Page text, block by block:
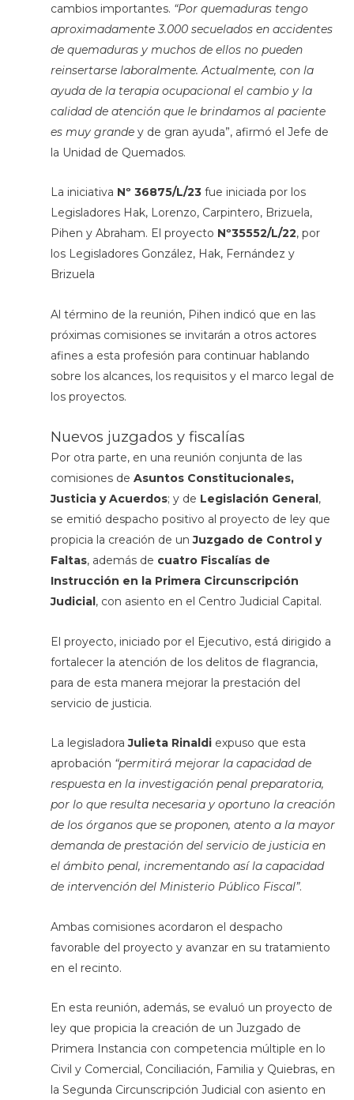
cambios importantes. “Por quemaduras tengo
aproximadamente 3.000 secuelados en accidentes
de quemaduras y muchos de ellos no pueden
reinsertarse laboralmente. Actualmente, con la
ayuda de la terapia ocupacional el cambio y la
calidad de atención que le brindamos al paciente
es muy grandey de gran ayuda”, afirmó el Jefe de
la Unidad de Quemados.
La iniciativa Nº 36875/L/23fue iniciada por los
Legisladores Hak, Lorenzo, Carpintero, Brizuela,
Pihen y Abraham. El proyecto Nº35552/L/22, por
los Legisladores González, Hak, Fernández y
Brizuela
Al término de la reunión, Pihen indicó que en las
próximas comisiones se invitarán a otros actores
afines a esta profesión para continuar hablando
sobre los alcances, los requisitos y el marco legal de
los proyectos.
Nuevos juzgados y fiscalías
Por otra parte, en una reunión conjunta de las
comisiones de Asuntos Constitucionales,
Justicia y Acuerdos; y de Legislación General,
se emitió despacho positivo al proyecto de ley que
propicia la creación de unJuzgado de Control y
Faltas, además de cuatro Fiscalías de
Instrucción en la Primera Circunscripción
Judicial, con asiento en el Centro Judicial Capital.
El proyecto, iniciado por el Ejecutivo, está dirigido a
fortalecer la atención de los delitos de flagrancia,
para de esta manera mejorar la prestación del
servicio de justicia.
La legisladoraJulieta Rinaldi expuso que esta
aprobación “permitirá mejorar la capacidad de
respuesta en la investigación penal preparatoria,
por lo que resulta necesaria y oportuno la creación
de los órganos que se proponen, atento a la mayor
demanda de prestación del servicio de justicia en
el ámbito penal, incrementando así la capacidad
de intervención del Ministerio Público Fiscal”.
Ambas comisiones acordaron el despacho
favorable del proyecto y avanzar en su tratamiento
en el recinto.
En esta reunión, además, se evaluó un proyecto de
ley que propicia la creación de un Juzgado de
Primera Instancia con competencia múltiple en lo
Civil y Comercial, Conciliación, Familia y Quiebras, en
la Segunda Circunscripción Judicial con asiento en